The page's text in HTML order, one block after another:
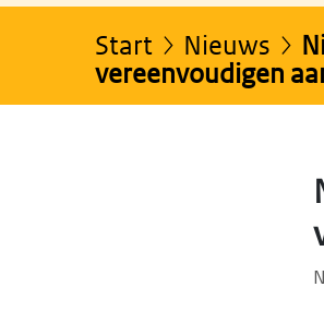
Start Nieuws
vereenvoudigen